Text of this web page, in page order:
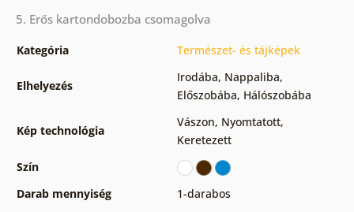
5. Erős kartondobozba csomagolva
Kategória Természet- és tájképek
Elhelyezés
Irodába, Nappaliba,
Előszobába, Hálószobába
Kép technológia
Vászon, Nyomtatott,
Keretezett
Szín
Darab mennyiség
1-darabos